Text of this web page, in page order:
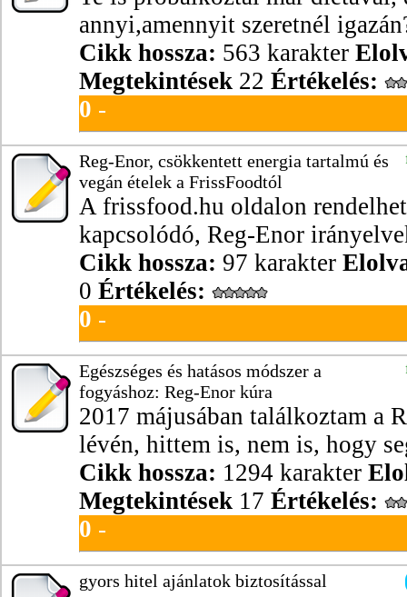
annyi,amennyit szeretnél
Cikk hossza: 563 karakter
Megtekintések 22 Értékelés:
0 -
Reg-Enor, csökkentett energia tartalmú és
vegán ételek a FrissFoodtól
A frissfood.hu oldalon
kapcsolódó, Reg-Enor
Cikk hossza: 97 karakter
0 Értékelés:
0 -
Egészséges és hatásos módszer a
fogyáshoz: Reg-Enor kúra
2017 májusában találkoztam a
lévén, hittem is, nem is, hogy
Cikk hossza: 1294 karakter
Megtekintések 17 Értékelés:
0 -
gyors hitel ajánlatok biztosítással